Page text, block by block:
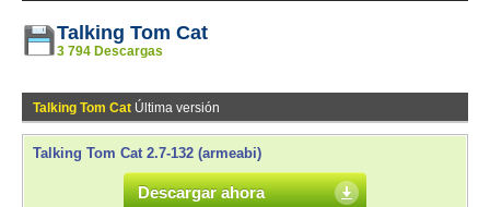
Talking Tom Cat
3 794 Descargas
Talking Tom Cat Última versión
Talking Tom Cat 2.7-132 (armeabi)
Descargar ahora